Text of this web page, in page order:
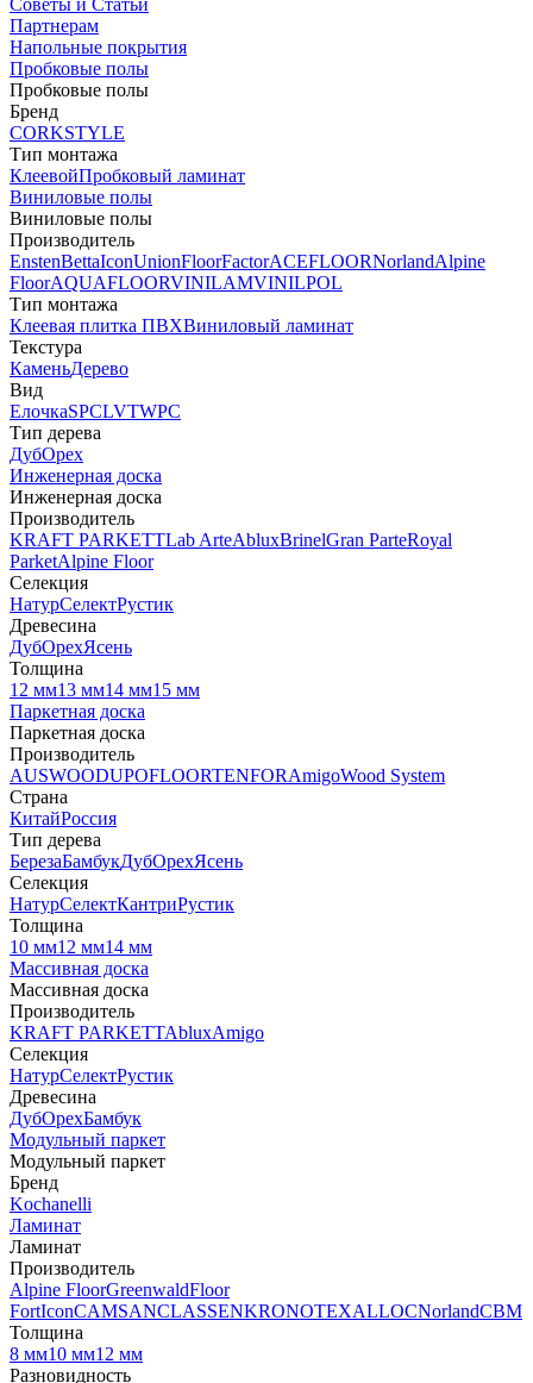
Советы и Статьи
Партнерам
Напольные покрытия
Пробковые полы
Пробковые полы
Бренд
CORKSTYLE
Тип монтажа
КлеевойПробковый ламинат
Виниловые полы
Виниловые полы
Производитель
EnstenBettaIconUnionFloorFactorACEFLOORNorlandAlpine
FloorAQUAFLOORVINILAMVINILPOL
Тип монтажа
Клеевая плитка ПВХВиниловый ламинат
Текстура
КаменьДерево
Вид
ЕлочкаSPCLVTWPC
Тип дерева
ДубОрех
Инженерная доска
Инженерная доска
Производитель
KRAFT PARKETTLab ArteAbluxBrinelGran ParteRoyal
ParketAlpine Floor
Селекция
НатурСелектРустик
Древесина
ДубОрехЯсень
Толщина
12 мм13 мм14 мм15 мм
Паркетная доска
Паркетная доска
Производитель
AUSWOODUPOFLOORTENFORAmigoWood System
Страна
КитайРоссия
Тип дерева
БерезаБамбукДубОрехЯсень
Селекция
НатурСелектКантриРустик
Толщина
10 мм12 мм14 мм
Массивная доска
Массивная доска
Производитель
KRAFT PARKETTAbluxAmigo
Селекция
НатурСелектРустик
Древесина
ДубОрехБамбук
Модульный паркет
Модульный паркет
Бренд
Kochanelli
Ламинат
Ламинат
Производитель
Alpine FloorGreenwaldFloor
FortIconCAMSANCLASSENKRONOTEXALLOCNorlandCBM
Толщина
8 мм10 мм12 мм
Разновидность